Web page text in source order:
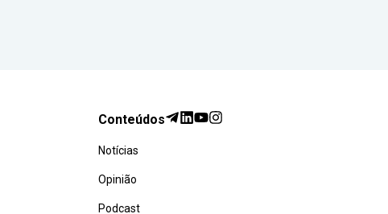
Conteúdos
Notícias
Opinião
Podcast